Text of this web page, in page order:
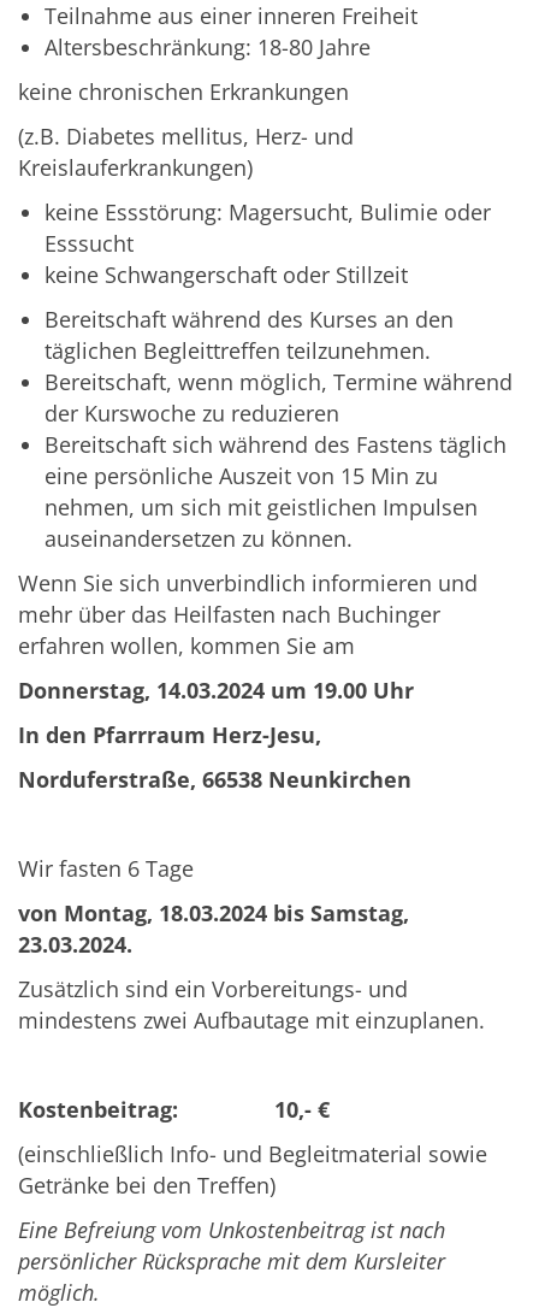
Teilnahme aus einer inneren Freiheit
Altersbeschränkung: 18-80 Jahre
keine chronischen Erkrankungen
(z.B. Diabetes mellitus, Herz- und
Kreislauferkrankungen)
keine Essstörung: Magersucht, Bulimie oder
Esssucht
keine Schwangerschaft oder Stillzeit
Bereitschaft während des Kurses an den
täglichen Begleittreffen teilzunehmen.
Bereitschaft, wenn möglich, Termine während
der Kurswoche zu reduzieren
Bereitschaft sich während des Fastens täglich
eine persönliche Auszeit von 15 Min zu
nehmen, um sich mit geistlichen Impulsen
auseinandersetzen zu können.
Wenn Sie sich unverbindlich informieren und
mehr über das Heilfasten nach Buchinger
erfahren wollen, kommen Sie am
Donnerstag, 14.03.2024 um 19.00 Uhr
In den Pfarrraum Herz-Jesu,
Norduferstraße, 66538 Neunkirchen
Wir fasten 6 Tage
von Montag, 18.03.2024 bis Samstag,
23.03.2024.
Zusätzlich sind ein Vorbereitungs- und
mindestens zwei Aufbautage mit einzuplanen.
Kostenbeitrag: 10,- €
(einschließlich Info- und Begleitmaterial sowie
Getränke bei den Treffen)
Eine Befreiung vom Unkostenbeitrag ist nach
persönlicher Rücksprache mit dem Kursleiter
möglich.